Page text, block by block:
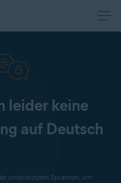
leider keine
auf Deutsch
unterstützten Sprachen, um